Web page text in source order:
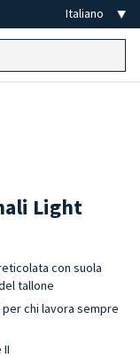
Light
con suola
tallone
chi lavora sempre